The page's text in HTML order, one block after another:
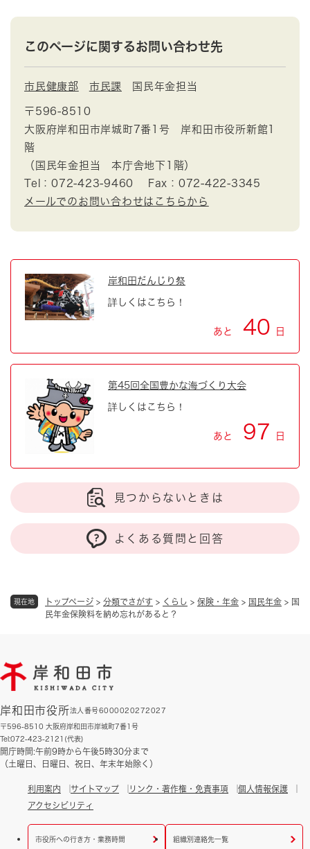
現在地 トップページ > 分類でさがす > くらし > 保険・年金 > 国民年金 > 国
民年金保険料を納め忘れがあると？
このページに関するお問い合わせ先
市民健康部 市民課 国民年金担当
〒596-8510
大阪府岸和田市岸城町7番1号 岸和田市役所新館1
階
（国民年金担当 本庁舎地下1階）
Tel：072-423-9460
Fax：072-422-3345
メールでのお問い合わせはこちらから
岸和田だんじり祭
詳しくはこちら！
あと 40 日
第45回全国豊かな海づくり大会
詳しくはこちら！
あと 97 日
見つからないときは
よくある質問と回答
岸和田市役所法人番号6000020272027
〒596-8510 大阪府岸和田市岸城町7番1号
Tel:072-423-2121(代表)
開庁時間:午前9時から午後5時30分まで
（土曜日、日曜日、祝日、年末年始除く）
利用案内 サイトマップ リンク・著作権・免責事項
個人情報保護
アクセシビリティ
市役所への行き方・業務時間 組織別連絡先一覧